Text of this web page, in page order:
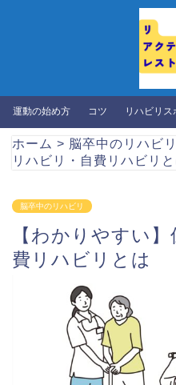
運動の始め方 コツ リハビリ
ホーム > 脳卒中のリハビリ
リハビリ・自費リハビリ
脳卒中のリハビリ
【わかりやすい
費リハビリとは